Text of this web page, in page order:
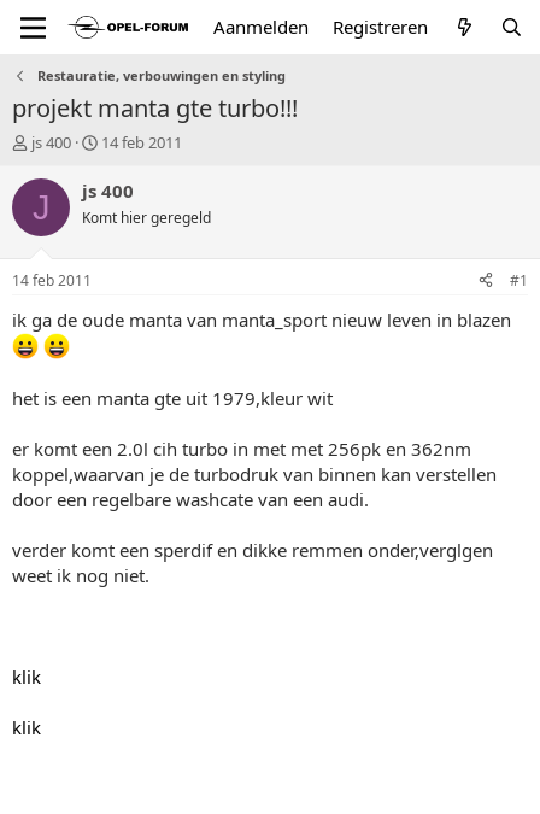
Aanmelden Registreren
Restauratie, verbouwingen en styling
projekt manta gte turbo!!!
T
p
t
a
r
t
e
js 400
S
a
t
u
14 feb 2011
J js 400
Komt hier geregeld
14 feb 2011 #1
ik ga de oude manta van manta_sport nieuw leven in blazen
het is een manta gte uit 1979,kleur wit
er komt een 2.0l cih turbo in met met 256pk en 362nm
koppel,waarvan je de turbodruk van binnen kan verstellen
door een regelbare washcate van een audi.
verder komt een sperdif en dikke remmen onder,verglgen
weet ik nog niet.
klik
klik